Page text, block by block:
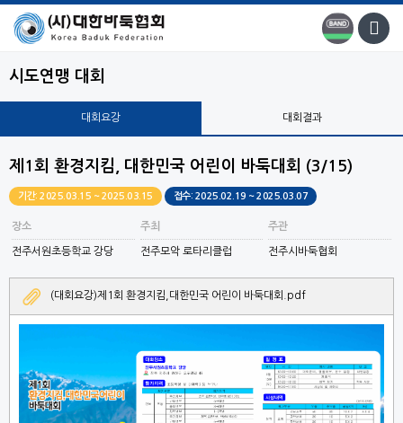
시도연맹 대회
대회요강 대회결과
제1회 환경지킴, 대한민국 어린이 바둑대회 (3/15)
기간: 2025.03.15 ~ 2025.03.15 접수: 2025.02.19 ~ 2025.03.07
장소
전주서원초등학교 강당
주최
전주모악 로타리클럽
주관
전주시바둑협회
(대회요강)제1회 환경지킴,대한민국 어린이 바둑대회.pdf